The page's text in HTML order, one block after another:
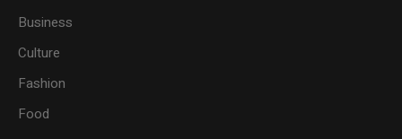
Business
Culture
Fashion
Food